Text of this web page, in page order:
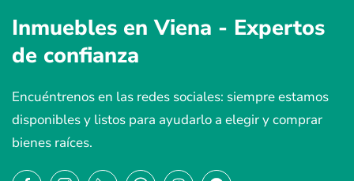
Inmuebles en Viena - Expertos
de confianza
Encuéntrenos en las redes sociales: siempre estamos
disponibles y listos para ayudarlo a elegir y comprar
bienes raíces.